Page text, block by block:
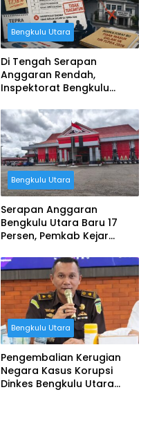
Bengkulu Utara
Di Tengah Serapan
Anggaran Rendah,
Inspektorat Bengkulu
Tim TEPRA
Bengkulu Utara
Serapan Anggaran
Bengkulu Utara Baru 17
Persen, Pemkab Kejar
Prioritas
Bengkulu Utara
Pengembalian Kerugian
Negara Kasus Korupsi
Dinkes Bengkulu Utara